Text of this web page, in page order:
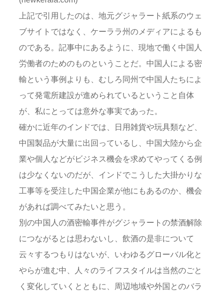
上記で引用したのは、地元グジャラート紙系のウェ
ブサイトではなく、ケーララ州のメディアによるも
のである。記事中にあるように、現地で働く中国人
労働者のためのものということだ。中国人による密
輸という事例よりも、むしろ同州で中国人たちによ
って発電所建設が進められているということ自体
が、私にとっては意外な事実であった。
確かに近年のインドでは、日用雑貨や玩具類など、
中国製品が大量に出回っているし、中国大陸から企
業や個人などがビジネス機会を求めてやってくる例
は少なくないのだが、インドでこうした大掛かりな
工事等を受注した中国企業が他にもあるのか、機会
があれば調べてみたいと思う。
別の中国人の酒密輸事件がグジャラートの禁酒解除
につながるとは思わないし、飲酒の是非について
云々するつもりはないが、いわゆるグローバル化と
やらが進む中、人々のライフスタイルは当然のごと
く変化していくとともに、周辺地域や外国とのバラ